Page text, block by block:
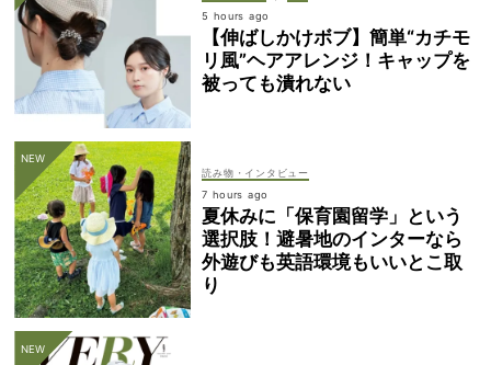
5 hours ago
【伸ばしかけボブ】簡単“カチモ
リ風”ヘアアレンジ！キャップを
被っても潰れない
読み物・インタビュー
7 hours ago
夏休みに「保育園留学」という
選択肢！避暑地のインターなら
外遊びも英語環境もいいとこ取
り